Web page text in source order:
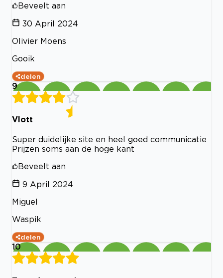
Beveelt aan
30 April 2024
Olivier Moens
Gooik
delen
9
Vlott
Super duidelijke site en heel goed communicatie
Prijzen soms aan de hoge kant
Beveelt aan
9 April 2024
Miguel
Waspik
delen
10